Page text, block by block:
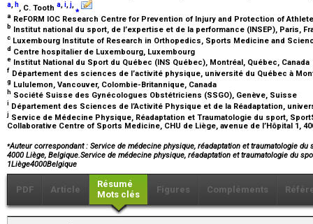
a h, C. Tooth a i j ⁎
a ReFORM IOC Research Centre for Prevention of Injury and Protection of
b Institut national du sport, de l’expertise et de la performance (INSEP), Paris,
c Luxembourg Institute of Research in Orthopedics, Sports Medicine and
d Centre hospitalier de Luxembourg, Luxembourg
e Institut National du Sport du Québec (INS Québec), Montréal, Québec, Canada
f Département des sciences de l’activité physique, université du Québec à
g Lululemon, Vancouver, Colombie-Britannique, Canada
h Société Suisse des Gynécologues Obstétriciens (SSGO), Genève, Suisse
i Département des Sciences de l’Activité Physique et de la Réadaptation,
j Service de Médecine Physique, Réadaptation et Traumatologie du sport,
Collaborative Centre of Sports Medicine, CHU de Liège, avenue de l’Hôpital 1,
⁎Auteur correspondant : Service de médecine physique, réadaptation et traumatologie du
4000 Liège, Belgique.Service de médecine physique, réadaptation et traumatologie du
1Liège4000Belgique
PDF Article
Résumé
Mots clés
Figures Compléments